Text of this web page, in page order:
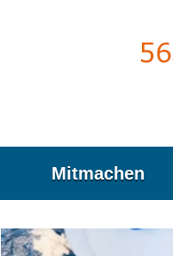
Mitmachen